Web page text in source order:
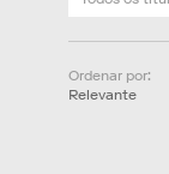
Ordenar por: